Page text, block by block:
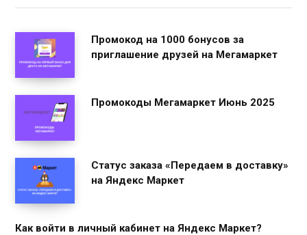
Промокод на 1000 бонусов за
приглашение друзей на Мегамаркет
Промокоды Мегамаркет Июнь 2025
Статус заказа «Передаем в доставку»
на Яндекс Маркет
Как войти в личный кабинет на Яндекс Маркет?